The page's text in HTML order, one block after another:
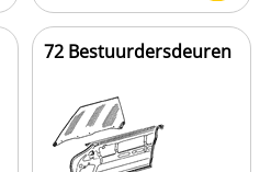
72 Bestuurdersdeuren